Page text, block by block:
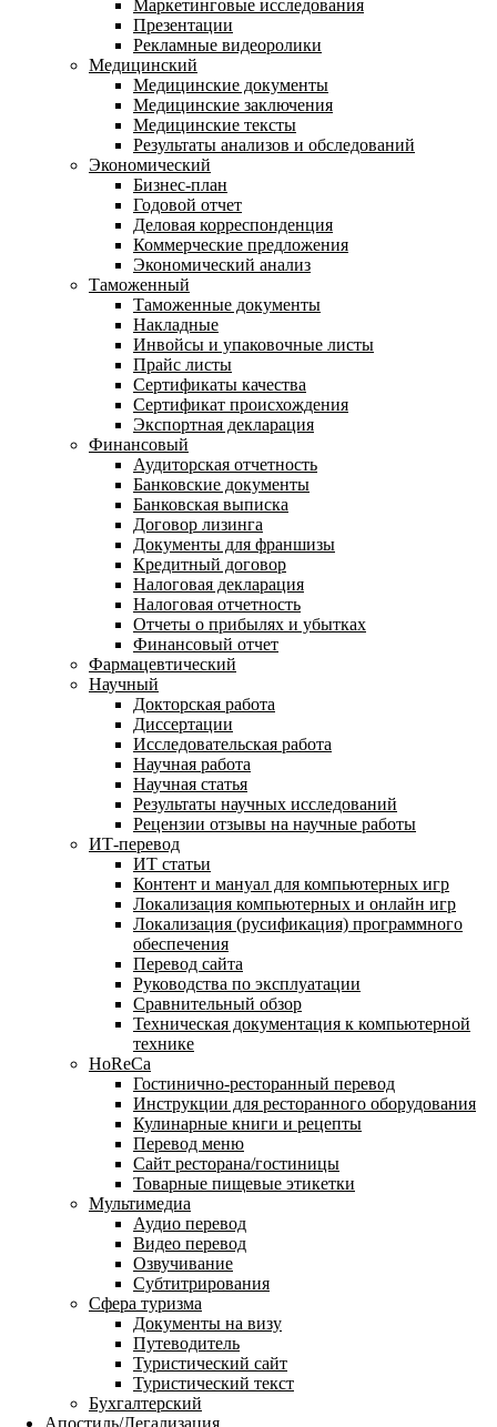
Маркетинговые исследования
Презентации
Рекламные видеоролики
Медицинский
Медицинские документы
Медицинские заключения
Медицинские тексты
Результаты анализов и обследований
Экономический
Бизнес-план
Годовой отчет
Деловая корреспонденция
Коммерческие предложения
Экономический анализ
Таможенный
Таможенные документы
Накладные
Инвойсы и упаковочные листы
Прайс листы
Сертификаты качества
Сертификат происхождения
Экспортная декларация
Финансовый
Аудиторская отчетность
Банковские документы
Банковская выписка
Договор лизинга
Документы для франшизы
Кредитный договор
Налоговая декларация
Налоговая отчетность
Отчеты о прибылях и убытках
Финансовый отчет
Фармацевтический
Научный
Докторская работа
Диссертации
Исследовательская работа
Научная работа
Научная статья
Результаты научных исследований
Рецензии отзывы на научные работы
ИТ-перевод
ИТ статьи
Контент и мануал для компьютерных игр
Локализация компьютерных и онлайн игр
Локализация (русификация) программного
обеспечения
Перевод сайта
Руководства по эксплуатации
Сравнительный обзор
Техническая документация к компьютерной
технике
HoReCa
Гостинично-ресторанный перевод
Инструкции для ресторанного оборудования
Кулинарные книги и рецепты
Перевод меню
Сайт ресторана/гостиницы
Товарные пищевые этикетки
Мультимедиа
Аудио перевод
Видео перевод
Озвучивание
Субтитрирования
Сфера туризма
Документы на визу
Путеводитель
Туристический сайт
Туристический текст
Бухгалтерский
Апостиль/Легализация